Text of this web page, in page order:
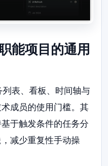
能项目的通用
表、看板、时间轴与
成员的使用门槛。其
于触发条件的任务分
减少重复性手动操